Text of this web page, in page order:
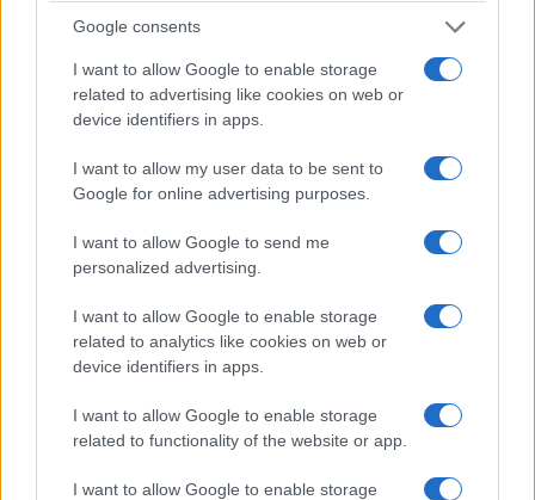
Google consents
I want to allow Google to enable storage
related to advertising like cookies on web or
device identifiers in apps.
I want to allow my user data to be sent to
Google for online advertising purposes.
I want to allow Google to send me
personalized advertising.
I want to allow Google to enable storage
related to analytics like cookies on web or
device identifiers in apps.
I want to allow Google to enable storage
related to functionality of the website or app.
I want to allow Google to enable storage
publicznej. A co za tym idzie, zarówno planowanie jak i
nie miałyby znaczenia…
elektrycznego - podsumowanie
Stało się. Przy obecnych cenach paliwa zakup
samochodu elektrycznego zaczyna się wręcz
opłacać.
Auta te przestały być manifestem
ekologiczności właściciela, a stają się
pełnoprawną alternatywą dla wersji
. Możliwe, że dla planety to dobre. Ale
nie mi to rozstrzygać.
W momencie, gdy czytacie ten materiał,